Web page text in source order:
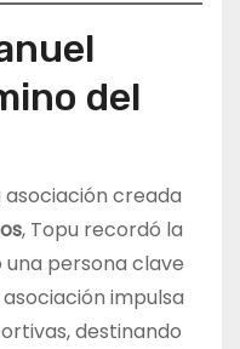
del
creada
, Topu recordó la
una persona clave
impulsa
destinando